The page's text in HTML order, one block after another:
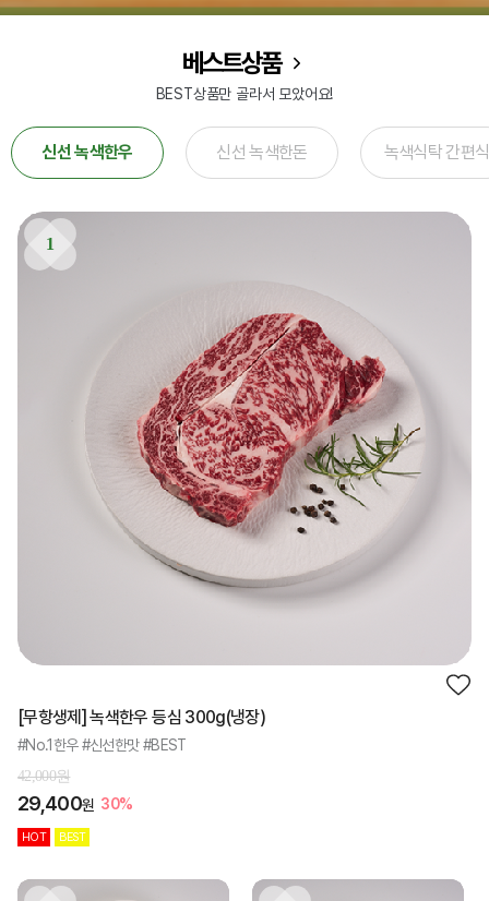
베스트상품
BEST상품만 골라서 모았어요!
신선 녹색한우 신선 녹색한돈 녹색식탁 간편식
1
[무항생제] 녹색한우 등심 300g(냉장)
#No.1한우 #신선한맛 #BEST
42,000원
29,400원 30%
HOT BEST